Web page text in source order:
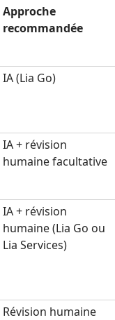
Approche
recommandée
IA (Lia Go)
IA + révision
humaine facultative
IA + révision
humaine (Lia Go ou
Lia Services)
Révision humaine